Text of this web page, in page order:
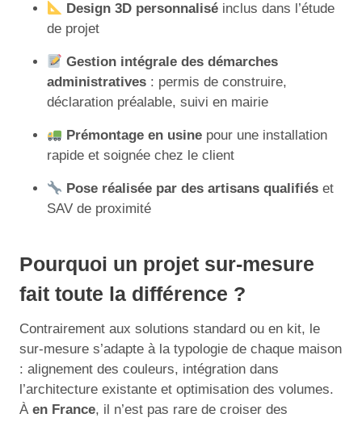
Design 3D personnalisé inclus dans l’étude
de projet
Gestion intégrale des démarches
administratives : permis de construire,
déclaration préalable, suivi en mairie
Prémontage en usine pour une installation
rapide et soignée chez le client
Pose réalisée par des artisans qualifiés et
SAV de proximité
Pourquoi un projet sur-mesure
fait toute la différence ?
Contrairement aux solutions standard ou en kit, le
sur-mesure s’adapte à la typologie de chaque maison
: alignement des couleurs, intégration dans
l’architecture existante et optimisation des volumes.
À en France, il n’est pas rare de croiser des